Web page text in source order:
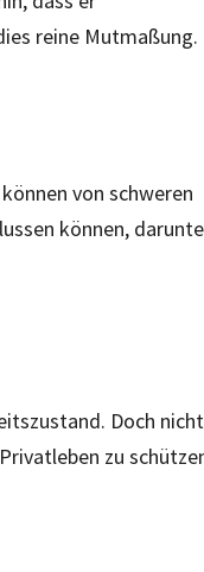
reine Mutmaßung.
von schweren
können,
Doch nicht
zu